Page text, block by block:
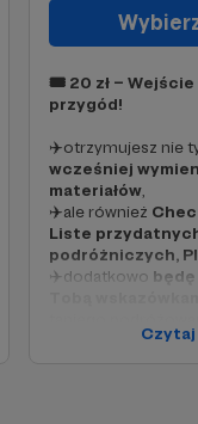
🎟 20 zł –
przygód!
✈️otrzymujesz nie
wcześniej
materiałów
✈️ale również
Liste
podróżniczych,
✈️dodatkowo